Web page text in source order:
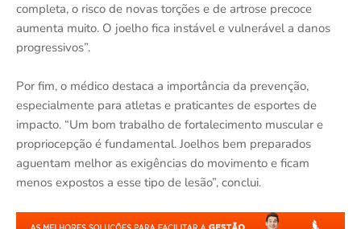
completa, o risco de novas torções e de artrose precoce
aumenta muito. O joelho fica instável e vulnerável a danos
progressivos”.
Por fim, o médico destaca a importância da prevenção,
especialmente para atletas e praticantes de esportes de
impacto. “Um bom trabalho de fortalecimento muscular e
propriocepção é fundamental. Joelhos bem preparados
aguentam melhor as exigências do movimento e ficam
menos expostos a esse tipo de lesão”, conclui.